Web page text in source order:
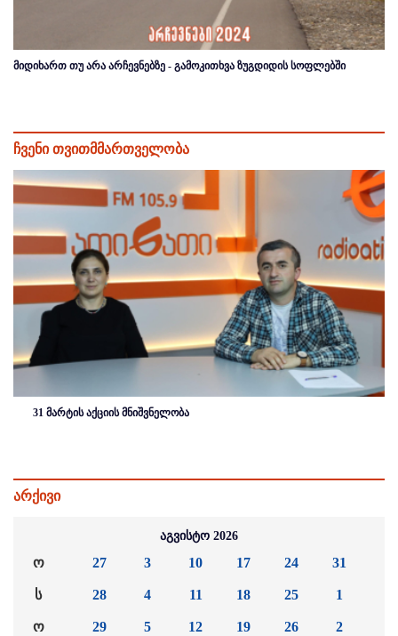
მიდიხართ თუ არა არჩევნებზე - გამოკითხვა ზუგდიდის სოფლებში
ჩვენი თვითმმართველობა
31 მარტის აქციის მნიშვნელობა
არქივი
აგვისტო 2026
ო
ს
ო
27
28
29
3
4
5
10
11
12
17
18
19
24
25
26
31
1
2